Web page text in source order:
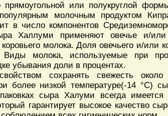
или полукруглой
молочным продуктом
в число компонентов
Халлуми применяют овечье и/
молока. Доля овечьего и/или
Виды молока, используемые при
убывания доли в процентах.
сохранять свежесть
более низкой температуре(-14 °С)
сыра Халуми всегда имеется
гарантирует высокое качество